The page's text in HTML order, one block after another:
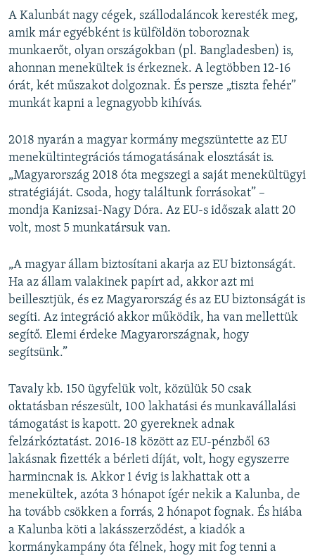
A Kalunbát nagy cégek, szállodaláncok keresték meg,
amik már egyébként is külföldön toboroznak
munkaerőt, olyan országokban (pl. Bangladesben) is,
ahonnan menekültek is érkeznek. A legtöbben 12-16
órát, két műszakot dolgoznak. És persze „tiszta fehér”
munkát kapni a legnagyobb kihívás.
2018 nyarán a magyar kormány megszüntette az EU
menekültintegrációs támogatásának elosztását is.
„Magyarország 2018 óta megszegi a saját menekültügyi
stratégiáját. Csoda, hogy találtunk forrásokat” –
mondja Kanizsai-Nagy Dóra. Az EU-s időszak alatt 20
volt, most 5 munkatársuk van.
„A magyar állam biztosítani akarja az EU biztonságát.
Ha az állam valakinek papírt ad, akkor azt mi
beillesztjük, és ez Magyarország és az EU biztonságát is
segíti. Az integráció akkor működik, ha van mellettük
segítő. Elemi érdeke Magyarországnak, hogy
segítsünk.”
Tavaly kb. 150 ügyfelük volt, közülük 50 csak
oktatásban részesült, 100 lakhatási és munkavállalási
támogatást is kapott. 20 gyereknek adnak
felzárkóztatást. 2016-18 között az EU-pénzből 63
lakásnak fizették a bérleti díját, volt, hogy egyszerre
harmincnak is. Akkor 1 évig is lakhattak ott a
menekültek, azóta 3 hónapot ígér nekik a Kalunba, de
ha tovább csökken a forrás, 2 hónapot fognak. És hiába
a Kalunba köti a lakásszerződést, a kiadók a
kormánykampány óta félnek, hogy mit fog tenni a